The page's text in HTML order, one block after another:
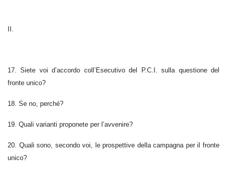
II.
17. Siete voi d’accordo coll’Esecutivo del P.C.I. sulla questione del
fronte unico?
18. Se no, perché?
19. Quali varianti proponete per l’avvenire?
20. Quali sono, secondo voi, le prospettive della campagna per il fronte
unico?